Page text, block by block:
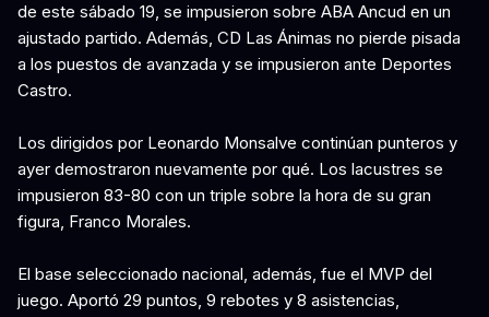
de este sábado 19, se impusieron sobre ABA Ancud en un
ajustado partido. Además, CD Las Ánimas no pierde pisada
a los puestos de avanzada y se impusieron ante Deportes
Castro.
Los dirigidos por Leonardo Monsalve continúan punteros y
ayer demostraron nuevamente por qué. Los lacustres se
impusieron 83-80 con un triple sobre la hora de su gran
figura, Franco Morales.
El base seleccionado nacional, además, fue el MVP del
juego. Aportó 29 puntos, 9 rebotes y 8 asistencias,